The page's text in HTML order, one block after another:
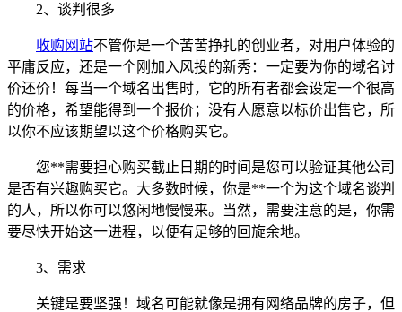
2、谈判很多
收购网站不管你是一个苦苦挣扎的创业者，对用户体验的
平庸反应，还是一个刚加入风投的新秀：一定要为你的域名讨
价还价！每当一个域名出售时，它的所有者都会设定一个很高
的价格，希望能得到一个报价；没有人愿意以标价出售它，所
以你不应该期望以这个价格购买它。
您**需要担心购买截止日期的时间是您可以验证其他公司
是否有兴趣购买它。大多数时候，你是**一个为这个域名谈判
的人，所以你可以悠闲地慢慢来。当然，需要注意的是，你需
要尽快开始这一进程，以便有足够的回旋余地。
3、需求
关键是要坚强！域名可能就像是拥有网络品牌的房子，但